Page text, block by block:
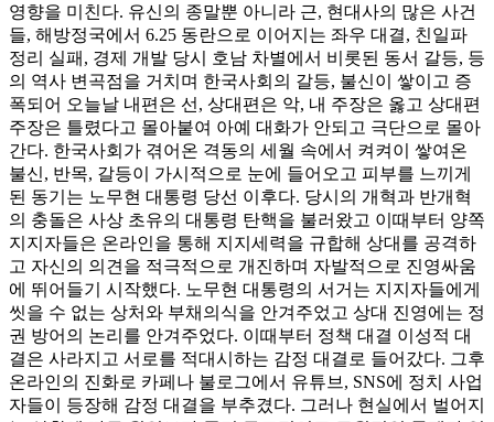
영향을 미친다. 유신의 종말뿐 아니라 근, 현대사의 많은 사건
들, 해방정국에서 6.25 동란으로 이어지는 좌우 대결, 친일파
정리 실패, 경제 개발 당시 호남 차별에서 비롯된 동서 갈등, 등
의 역사 변곡점을 거치며 한국사회의 갈등, 불신이 쌓이고 증
폭되어 오늘날 내편은 선, 상대편은 악, 내 주장은 옳고 상대편
주장은 틀렸다고 몰아붙여 아예 대화가 안되고 극단으로 몰아
간다. 한국사회가 겪어온 격동의 세월 속에서 켜켜이 쌓여온
불신, 반목, 갈등이 가시적으로 눈에 들어오고 피부를 느끼게
된 동기는 노무현 대통령 당선 이후다. 당시의 개혁과 반개혁
의 충돌은 사상 초유의 대통령 탄핵을 불러왔고 이때부터 양쪽
지지자들은 온라인을 통해 지지세력을 규합해 상대를 공격하
고 자신의 의견을 적극적으로 개진하며 자발적으로 진영싸움
에 뛰어들기 시작했다. 노무현 대통령의 서거는 지지자들에게
씻을 수 없는 상처와 부채의식을 안겨주었고 상대 진영에는 정
권 방어의 논리를 안겨주었다. 이때부터 정책 대결 이성적 대
결은 사라지고 서로를 적대시하는 감정 대결로 들어갔다. 그후
온라인의 진화로 카페나 불로그에서 유튜브, SNS에 정치 사업
자들이 등장해 감정 대결을 부추겼다. 그러나 현실에서 벌어지